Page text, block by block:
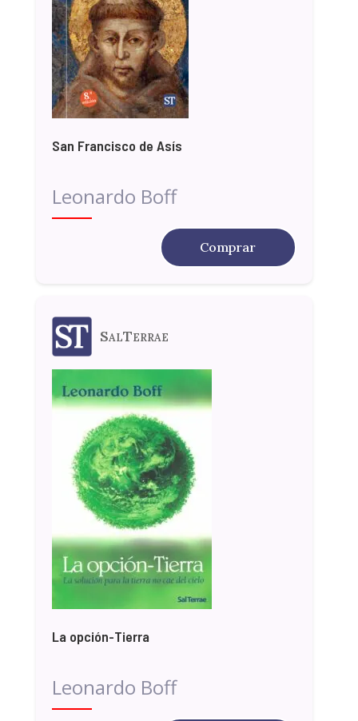
San Francisco de Asís
Leonardo Boff
Comprar
SalTerrae
La opción-Tierra
Leonardo Boff